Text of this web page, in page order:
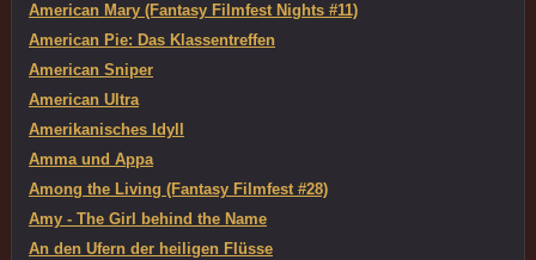
American Mary (Fantasy Filmfest Nights #11)
American Pie: Das Klassentreffen
American Sniper
American Ultra
Amerikanisches Idyll
Amma und Appa
Among the Living (Fantasy Filmfest #28)
Amy - The Girl behind the Name
An den Ufern der heiligen Flüsse